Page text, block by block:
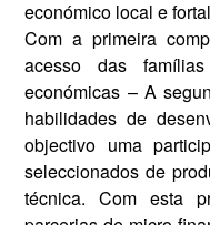
económico local e
Com a primeira
acesso das
económicas – A
habilidades de
objectivo uma
seleccionados de
técnica. Com esta